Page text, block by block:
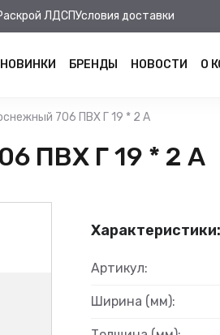
ЛДСПУсловия доставки
БРЕНДЫ НОВОСТИ О
706 ПВХ Г 19 * 2 А
ПВХ Г 19 * 2 А
Характеристики:
Артикул:
Ширина (мм):